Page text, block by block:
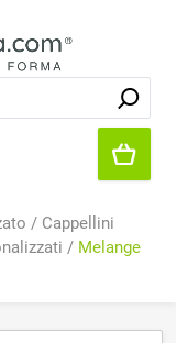
/ Cappellini
/ Melange